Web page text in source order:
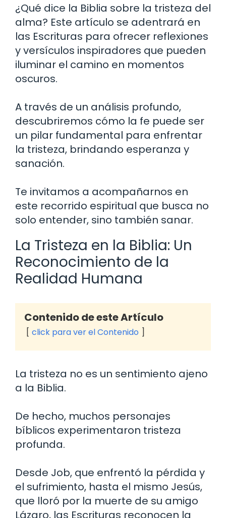
¿Qué dice la Biblia sobre la tristeza del
alma? Este artículo se adentrará en
las Escrituras para ofrecer reflexiones
y versículos inspiradores que pueden
iluminar el camino en momentos
oscuros.
A través de un análisis profundo,
descubriremos cómo la fe puede ser
un pilar fundamental para enfrentar
la tristeza, brindando esperanza y
sanación.
Te invitamos a acompañarnos en
este recorrido espiritual que busca no
solo entender, sino también sanar.
La Tristeza en la Biblia: Un
Reconocimiento de la
Realidad Humana
Contenido de este Artículo
click para ver el Contenido
La tristeza no es un sentimiento ajeno
a la Biblia.
De hecho, muchos personajes
bíblicos experimentaron tristeza
profunda.
Desde Job, que enfrentó la pérdida y
el sufrimiento, hasta el mismo Jesús,
que lloró por la muerte de su amigo
Lázaro, las Escrituras reconocen la